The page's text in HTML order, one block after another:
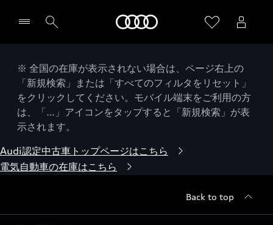
※ 全国の在庫が表示されない場合は、ページ右上の
「新規検索」または「すべてのフィルタをリセット」
をクリックしてください。モバイル端末をご利用の方
は、「…」アイコンをタップすると「新規検索」が表
示されます。
Audi認定中古車トップページはこちら
電気自動車の在庫はこちら
Back to top